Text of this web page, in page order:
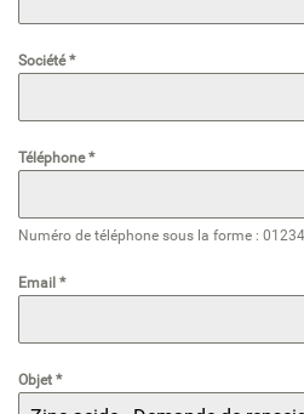
Société*
Téléphone*
Numéro de téléphone sous la forme :
Email *
Objet *